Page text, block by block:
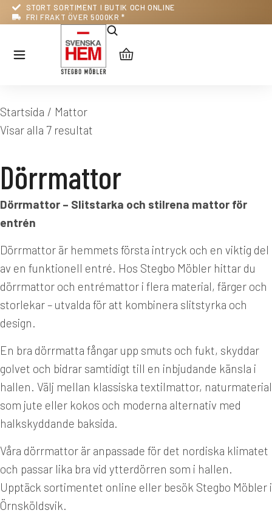
STORT SORTIMENT I BUTIK OCH ONLINE
FRI FRAKT ÖVER 5000KR *
Du är här:
Startsida
Mattor
Visar alla 7 resultat
Dörrmattor
Dörrmattor – Slitstarka och stilrena mattor för
entrén
Dörrmattor är hemmets första intryck och en viktig del
av en funktionell entré. Hos Stegbo Möbler hittar du
dörrmattor och entrémattor i flera material, färger och
storlekar – utvalda för att kombinera slitstyrka och
design.
En bra dörrmatta fångar upp smuts och fukt, skyddar
golvet och bidrar samtidigt till en inbjudande känsla i
hallen. Välj mellan klassiska textilmattor, naturmaterial
som jute eller kokos och moderna alternativ med
halkskyddande baksida.
Våra dörrmattor är anpassade för det nordiska klimatet
och passar lika bra vid ytterdörren som i hallen.
Upptäck sortimentet online eller besök Stegbo Möbler i
Örnsköldsvik.